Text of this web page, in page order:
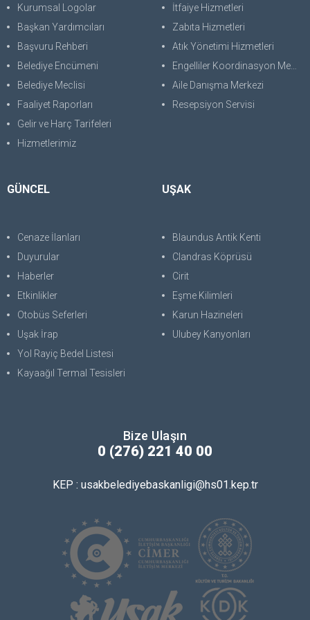
Kurumsal Logolar
Başkan Yardımcıları
Başvuru Rehberi
Belediye Encümeni
Belediye Meclisi
Faaliyet Raporları
Gelir ve Harç Tarifeleri
Hizmetlerimiz
İtfaiye Hizmetleri
Zabıta Hizmetleri
Atık Yönetimi Hizmetleri
Engelliler Koordinasyon Merkezi
Aile Danışma Merkezi
Resepsiyon Servisi
GÜNCEL
Cenaze İlanları
Duyurular
Haberler
Etkinlikler
Otobüs Seferleri
Uşak İrap
Yol Rayiç Bedel Listesi
Kayaağıl Termal Tesisleri
UŞAK
Blaundus Antik Kenti
Clandras Köprüsü
Cirit
Eşme Kilimleri
Karun Hazineleri
Ulubey Kanyonları
Bize Ulaşın
0 (276) 221 40 00
KEP : usakbelediyebaskanligi@hs01.kep.tr